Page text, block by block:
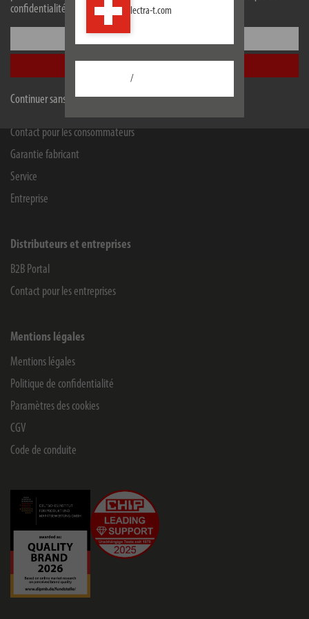
confidentialité.
Accepter tout
Continuer sans accepter
lectra-t.com
/
InstagramYoutubeLinkedin
Contact pour les consommateurs
Garantie fabricant
Service
Entreprise
Distributeurs et entreprises
B2B Portal
Contact pour les entreprises
Mentions légales
Mentions légales
Politique de confidentialité
Paramètres des cookies
CGV
Code de conduite